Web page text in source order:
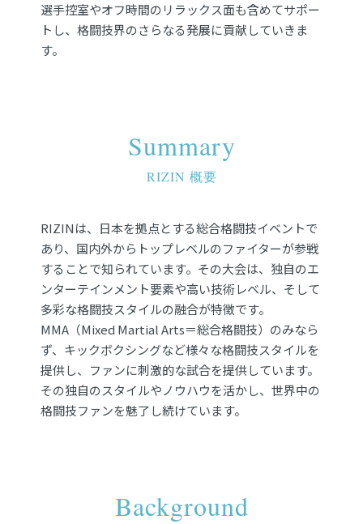
選手控室やオフ時間のリラックス面も含めてサポー
トし、格闘技界のさらなる発展に貢献していきま
す。
Summary
RIZIN 概要
RIZINは、日本を拠点とする総合格闘技イベントで
あり、国内外からトップレベルのファイターが参戦
することで知られています。その大会は、独自のエ
ンターテインメント要素や高い技術レベル、そして
多彩な格闘技スタイルの融合が特徴です。
MMA（Mixed Martial Arts＝総合格闘技）のみなら
ず、キックボクシングなど様々な格闘技スタイルを
提供し、ファンに刺激的な試合を提供しています。
その独自のスタイルやノウハウを活かし、世界中の
格闘技ファンを魅了し続けています。
Background